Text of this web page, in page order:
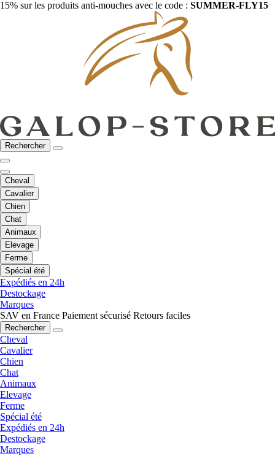
15% sur les produits anti-mouches avec le code : SUMMER-FLY15
Rechercher
Cheval
Cavalier
Chien
Chat
Animaux
Elevage
Ferme
Spécial été
Expédiés en 24h
Destockage
Marques
SAV en France Paiement sécurisé Retours faciles
Rechercher
Cheval
Cavalier
Chien
Chat
Animaux
Elevage
Ferme
Spécial été
Expédiés en 24h
Destockage
Marques